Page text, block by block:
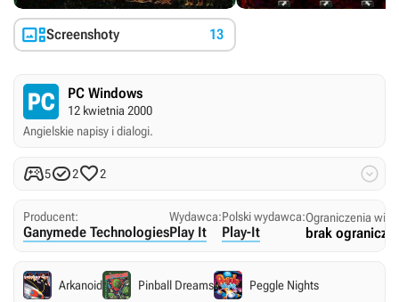
Screenshoty 13
PC Windows
12 kwietnia 2000
Angielskie napisy i dialogi.
522 
Producent:
Ganymede Technologies
Wydawca:
Play It
Polski wydawca:
Play-It
Ograniczenia
brak
Arkanoid Pinball Dreams Peggle Nights